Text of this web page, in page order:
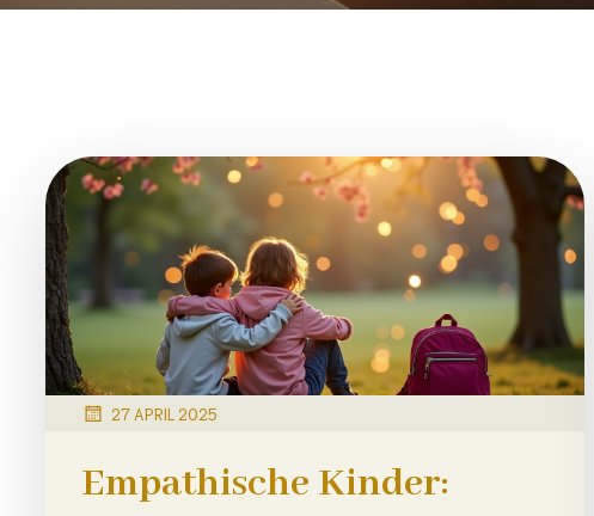
27 APRIL 2025
Empathische Kinder: